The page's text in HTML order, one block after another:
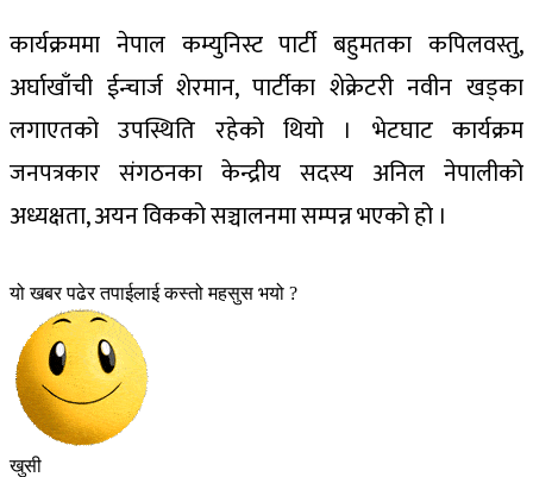
कार्यक्रममा नेपाल कम्युनिस्ट पार्टी बहुमतका कपिलवस्तु,
अर्घाखाँची ईन्चार्ज शेरमान, पार्टीका शेक्रेटरी नवीन खड्का
लगाएतको उपस्थिति रहेको थियो । भेटघाट कार्यक्रम
जनपत्रकार संगठनका केन्द्रीय सदस्य अनिल नेपालीको
अध्यक्षता, अयन विकको सञ्चालनमा सम्पन्न भएको हो ।
यो खबर पढेर तपाईलाई कस्तो महसुस भयो ?
खुसी